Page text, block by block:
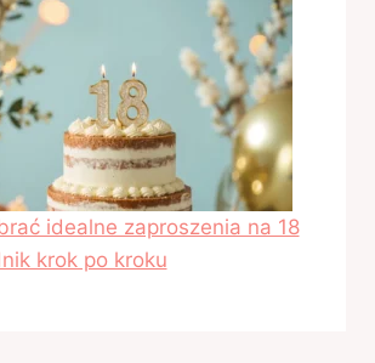
idealne zaproszenia na 18
krok po kroku